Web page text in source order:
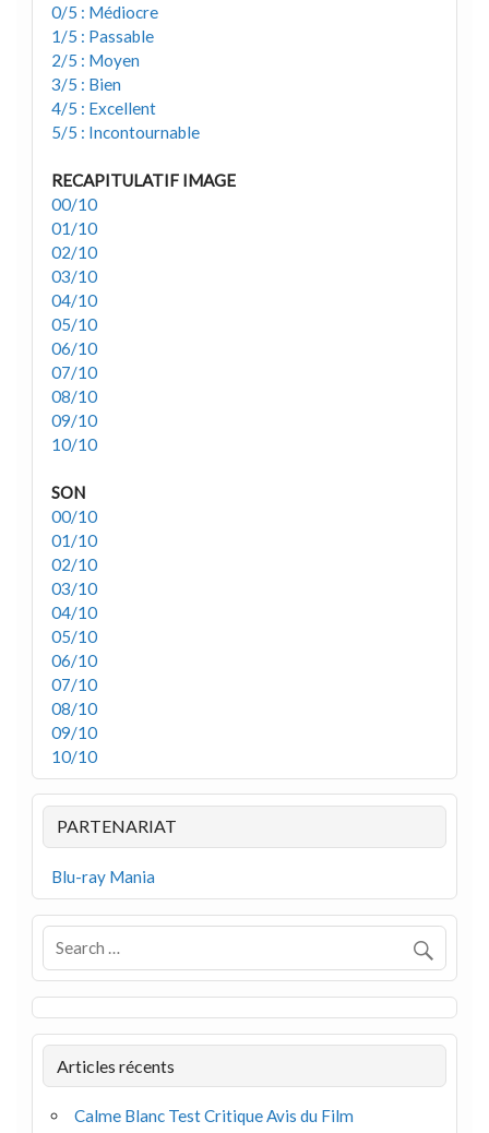
0/5 : Médiocre
1/5 : Passable
2/5 : Moyen
3/5 : Bien
4/5 : Excellent
5/5 : Incontournable
RECAPITULATIF IMAGE
00/10
01/10
02/10
03/10
04/10
05/10
06/10
07/10
08/10
09/10
10/10
SON
00/10
01/10
02/10
03/10
04/10
05/10
06/10
07/10
08/10
09/10
10/10
PARTENARIAT
Blu-ray Mania
Articles récents
Calme Blanc Test Critique Avis du Film